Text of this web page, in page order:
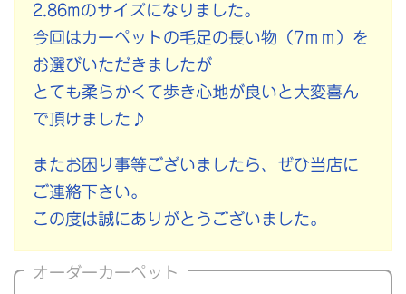
2.86mのサイズになりました。
今回はカーペットの毛足の長い物（7ｍｍ）を
お選びいただきましたが
とても柔らかくて歩き心地が良いと大変喜ん
で頂けました♪
またお困り事等ございましたら、ぜひ当店に
ご連絡下さい。
この度は誠にありがとうございました。
オーダーカーペット